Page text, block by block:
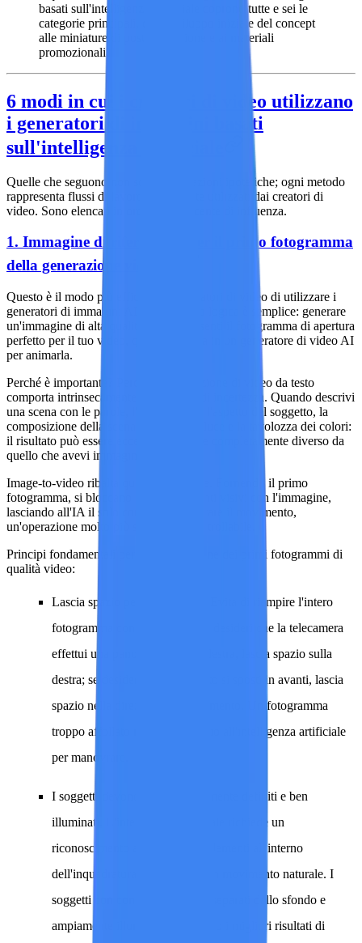
basati sull'intelligenza artificiale coprono tutte e sei le
categorie principali, dallo sviluppo iniziale del concept
alle miniature di post-produzione e ai materiali
promozionali.
6 modi in cui i creatori di video utilizzano
i generatori di immagini basati
sull'intelligenza artificiale
Quelle che seguono non sono applicazioni ipotetiche; ogni metodo
rappresenta flussi di lavoro attualmente utilizzati dai creatori di
video. Sono elencati in ordine decrescente di influenza.
1. Immagine di riferimento per il primo fotogramma
della generazione video AI
Questo è il modo più efficace per i creatori di video di utilizzare i
generatori di immagini AI nel 2026. La logica è semplice: generare
un'immagine di alta qualità che rappresenti il fotogramma di apertura
perfetto per il tuo video, quindi inserirla in un generatore di video AI
per animarla.
Perché è importante? Perché la generazione di video da testo
comporta intrinsecamente un margine di incertezza. Quando descrivi
una scena con le parole, l'IA determina l'aspetto del soggetto, la
composizione della scena, gli effetti di luce e la tavolozza dei colori:
il risultato può essere eccellente, oppure completamente diverso da
quello che avevi immaginato.
Image-to-video ribalta questa equazione. Fornendo il primo
fotogramma, si bloccano tutti gli elementi visivi con l'immagine,
lasciando all'IA il solo compito di generare il movimento,
un'operazione molto più semplice e controllabile.
Principi fondamentali per la progettazione dei primi fotogrammi di
qualità video:
Lascia spazio per i movimenti.
Evita di riempire l'intero
fotogramma con il soggetto. Se desideri che la telecamera
effettui una panoramica verso destra, lascia spazio sulla
destra; se desideri che il soggetto si sposti in avanti, lascia
spazio nella direzione del movimento. Un fotogramma
troppo affollato non lascia spazio all'intelligenza artificiale
per manovrare.
I soggetti devono essere chiaramente definiti e ben
illuminati.
L'intelligenza artificiale richiede un
riconoscimento accurato degli elementi all'interno
dell'inquadratura per generare un movimento naturale. I
soggetti con contorni netti, ben separati dallo sfondo e
ampiamente illuminati producono i migliori risultati di